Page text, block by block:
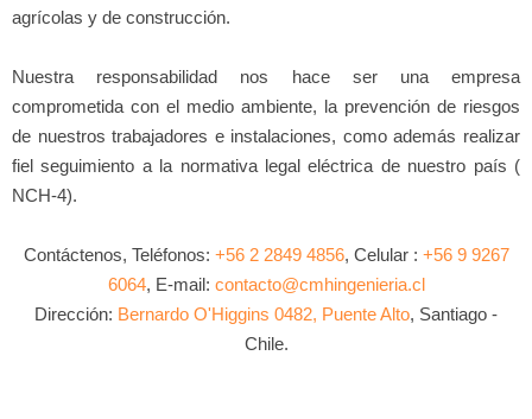
agrícolas y de construcción.
Nuestra responsabilidad nos hace ser una empresa
comprometida con el medio ambiente, la prevención de riesgos
de nuestros trabajadores e instalaciones, como además realizar
fiel seguimiento a la normativa legal eléctrica de nuestro país (
NCH-4).
Contáctenos, Teléfonos: +56 2 2849 4856, Celular : +56 9 9267
6064, E-mail: contacto@cmhingenieria.cl
Dirección: Bernardo O'Higgins 0482, Puente Alto, Santiago -
Chile.